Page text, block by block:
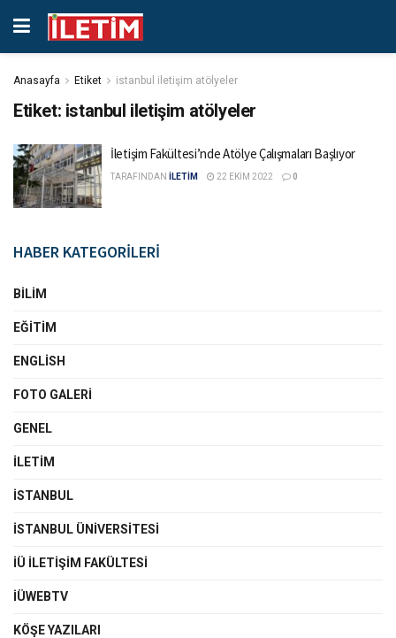
Anasayfa Etiket istanbul iletişim atölyeler
Etiket: istanbul iletişim atölyeler
İletişim Fakültesi’nde Atölye Çalışmaları Başlıyor
TARAFINDAN İLETİM 22 EKIM 2022 0
HABER KATEGORİLERİ
BILIM
EĞITIM
ENGLISH
FOTO GALERI
GENEL
İLETIM
İSTANBUL
İSTANBUL ÜNIVERSITESI
İÜ İLETIŞIM FAKÜLTESI
İÜWEBTV
KÖŞE YAZILARI